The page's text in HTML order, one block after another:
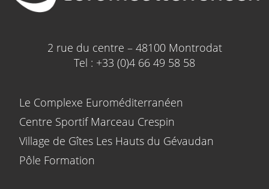
2 rue du centre – 48100 Montrodat
Tel : +33 (0)4 66 49 58 58
Le Complexe Euroméditerranéen
Centre Sportif Marceau Crespin
Village de Gîtes Les Hauts du Gévaudan
Pôle Formation